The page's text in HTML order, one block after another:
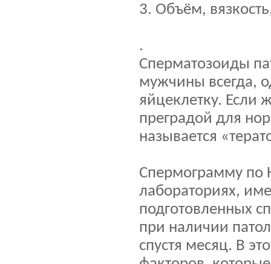
3. Объём,
.
Сперматозоиды
мужчины всегда,
яйцеклетку. Если
преградой для
называется
Спермограмму по
лабораториях,
подготовленных
при наличии
спустя месяц. В